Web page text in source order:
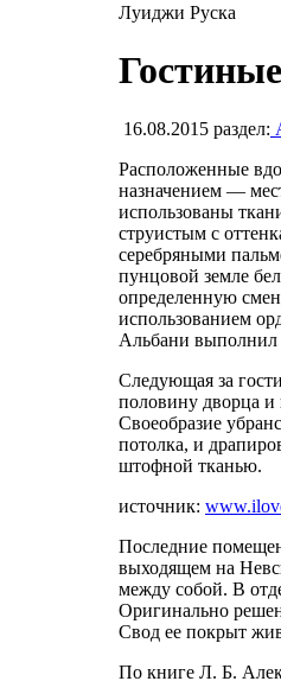
Луиджи Руска
16.08.2015 раздел:
Расположенные
назначением —
использованы
струистым с
серебряными
пунцовой земле
определенную
использованием
Альбани выполнил
Следующая за
половину дворца и
Своеобразие
потолка, и
штофной тканью.
источник:
Последние
выходящем на
между собой. В
Оригинально
Свод ее покрыт
По книге Л. Б.